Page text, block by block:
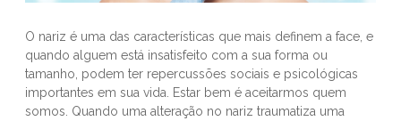
O nariz é uma das características que mais definem a face, e
quando alguem está insatisfeito com a sua forma ou
tamanho, podem ter repercussões sociais e psicológicas
importantes em sua vida. Estar bem é aceitarmos quem
somos. Quando uma alteração no nariz traumatiza uma